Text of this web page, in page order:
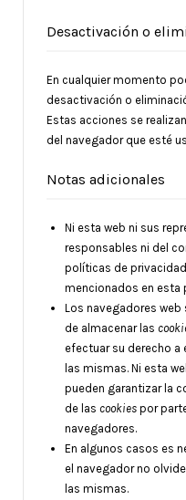
Desactivación o
En cualquier momento
desactivación o
Estas acciones se
del navegador que esté
Notas adicionales
Ni esta web ni sus
responsables ni del
políticas de
mencionados en esta
Los navegadores web
de almacenar las
efectuar su derecho
las mismas. Ni esta
pueden garantizar la
de las cookies por
navegadores.
En algunos casos es
el navegador no
las mismas.